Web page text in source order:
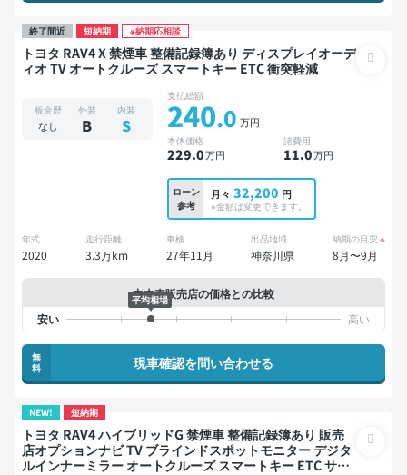
終了間近 短納期 ※納期応相談
トヨタ RAV4 X 禁煙車 整備記録簿あり ディスプレイオーデ
ィオ TV オートクルーズ スマートキー ETC 衝突軽減
板金歴
なし
外装
B
内装
S
支払総額
240.0 万円
本体価格
229.0万円
諸費用
11.0万円
ローン
参考
月々 32,200 円
※金額は変更できます。
年式
2020
走行距離
3.3万km
車検
27年11月
出品地域
神奈川県
納期の目安 ※
8月〜9月
中古車販売店の価格との比較
平均相場
無
料
現車確認を問い合わせる
NEW! 短納期
トヨタ RAV4 ハイブリッドG 禁煙車 整備記録簿あり 販売
店オプションナビ TV ブラインドスポットモニター デジタ
ルインナーミラー オートクルーズ スマートキー ETC サン